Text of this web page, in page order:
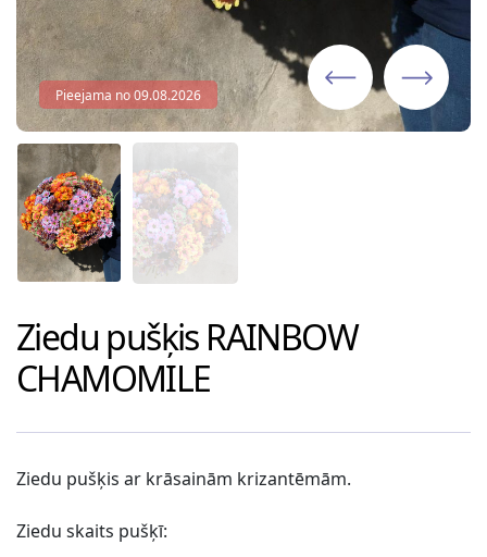
Pieejama no 09.08.2026
Ziedu pušķis RAINBOW
CHAMOMILE
Ziedu pušķis ar krāsainām krizantēmām.
Ziedu skaits pušķī: